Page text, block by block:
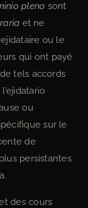
pleno sont
et ne
ou le
qui ont payé
tels accords
ou
sur le
de
persistantes
des cours